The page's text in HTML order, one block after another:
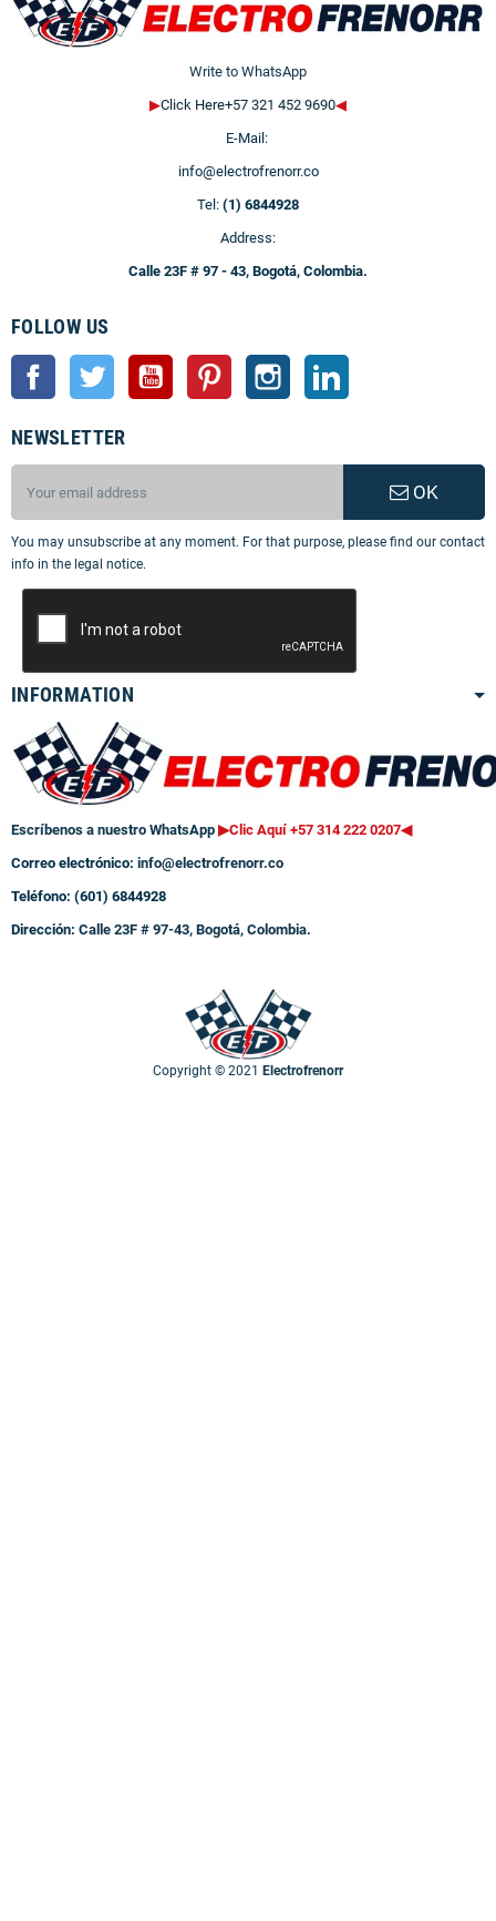
Write to WhatsApp
▶Click Here+57 321 452 9690◀
E-Mail:
info@electrofrenorr.co
Tel: (1) 6844928
Address:
Calle 23F # 97 - 43, Bogotá, Colombia.
FOLLOW US
Facebook Twitter YouTube Pinterest Instagram
NEWSLETTER
OK
You may unsubscribe at any moment. For that purpose, please find our contact
info in the legal notice.
INFORMATION
Escríbenos a nuestro WhatsApp ▶Clic Aquí +57 314 222 0207◀
Correo electrónico: info@electrofrenorr.co
Teléfono: (601) 6844928
Dirección: Calle 23F # 97-43, Bogotá, Colombia.
Copyright © 2021 Electrofrenorr